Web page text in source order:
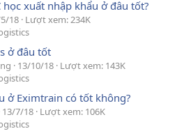
học xuất nhập khẩu ở đâu tốt?
18 Lượt xem: 234K
ở đâu tốt
13/10/18 Lượt xem: 143K
ở Eximtrain có tốt không?
13/7/18 Lượt xem: 106K